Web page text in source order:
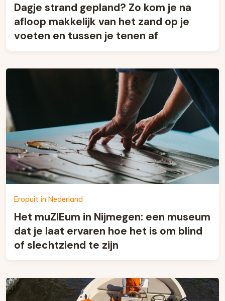
Dagje strand gepland? Zo kom je na
afloop makkelijk van het zand op je
voeten en tussen je tenen af
Eropuit in Nederland
Het muZIEum in Nijmegen: een museum
dat je laat ervaren hoe het is om blind
of slechtziend te zijn